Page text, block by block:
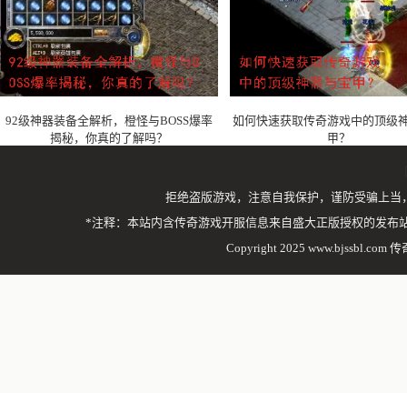
92级神器装备全解析，橙怪与BOSS爆率
揭秘，你真的了解吗？
如何快速获取传奇游戏中的顶级
甲？
拒绝盗版游戏，注意自我保护，谨防受骗上
*注释：本站内含传奇游戏开服信息来自盛大正版授权的发
Copyright 2025 www.bjssbl.com